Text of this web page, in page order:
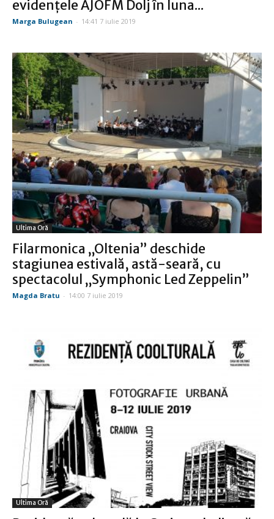
evidenţele AJOFM Dolj în luna...
Marga Bulugean - 14:41 7 iulie 2019
Ultima Oră
Filarmonica „Oltenia” deschide
stagiunea estivală, astă-seară, cu
spectacolul „Symphonic Led Zeppelin”
Magda Bratu - 14:00 7 iulie 2019
Ultima Oră